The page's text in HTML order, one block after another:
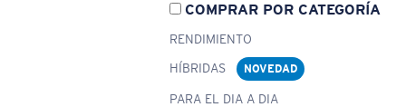
COMPRAR POR CATEGORÍA
RENDIMIENTO
HÍBRIDAS
NOVEDAD
PARA EL DIA A DIA